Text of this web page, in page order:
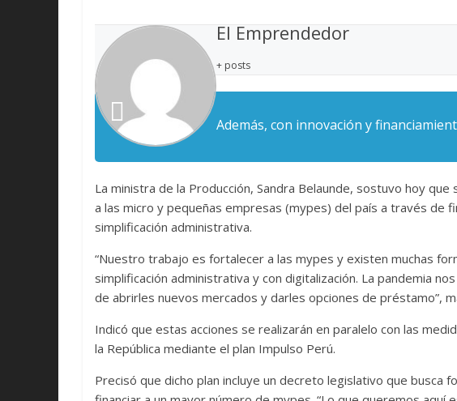
El Emprendedor
+ posts
Además, con innovación y
La ministra de la Producción, Sandra Belaunde, sostuvo hoy
a las micro y pequeñas empresas (mypes) del país a través de
simplificación administrativa.
“Nuestro trabajo es fortalecer a las mypes y existen muchas
simplificación administrativa y con digitalización. La pandemia
de abrirles nuevos mercados y darles opciones de préstamo”,
Indicó que estas acciones se realizarán en paralelo con las
la República mediante el plan Impulso Perú.
Precisó que dicho plan incluye un decreto legislativo que busca